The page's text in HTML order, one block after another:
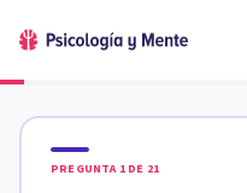
PREGUNTA 1 DE 21